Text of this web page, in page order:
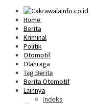
Home
Berita
Kriminal
Politik
Otomotif
Olahraga
Tag Berita
Berita Otomotif
Lainnya
Indeks